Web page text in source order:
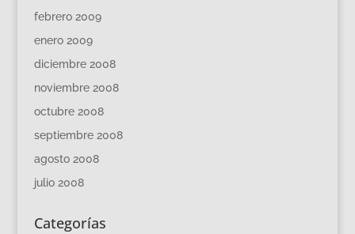
febrero 2009
enero 2009
diciembre 2008
noviembre 2008
octubre 2008
septiembre 2008
agosto 2008
julio 2008
Categorías